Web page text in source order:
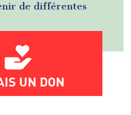
de différentes
UN DON